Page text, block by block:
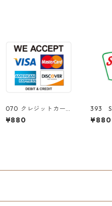
070 クレジットカード
使えます。"Californi
a Market Center"
¥880
393
クレ
fornia
¥880